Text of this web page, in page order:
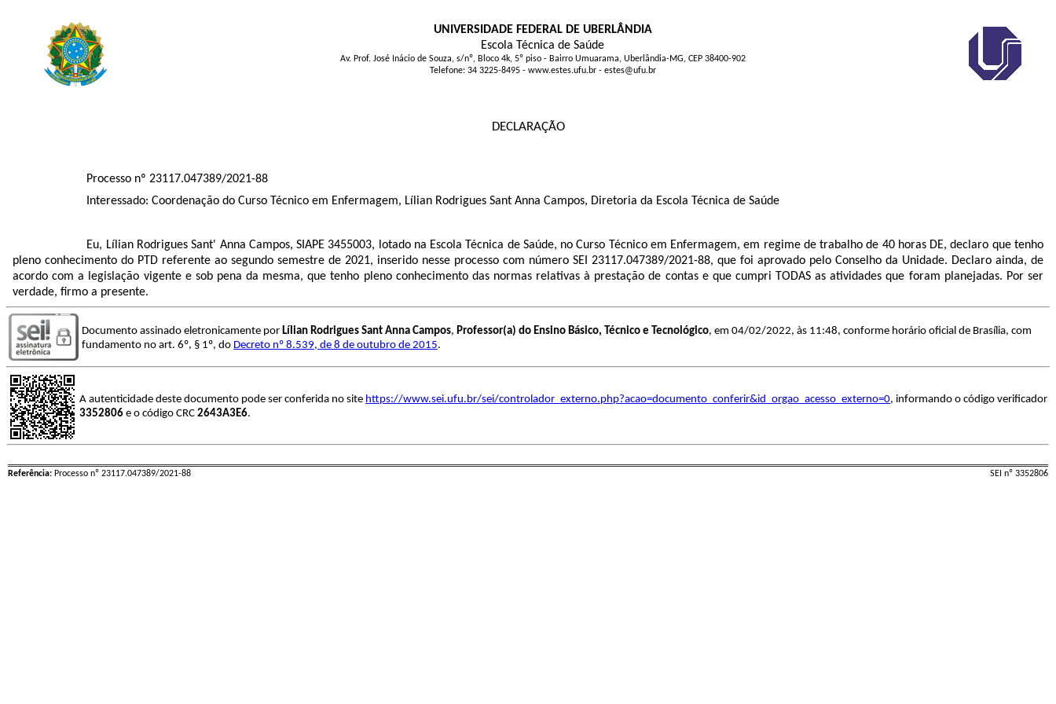
UNIVERSIDADE FEDERAL DE UBERLÂNDIA
Escola Técnica de Saúde
Av. Prof. José Inácio de Souza, s/nº, Bloco 4k, 5º piso - Bairro Umuarama, Uberlândia-MG, CEP 38400-902
Telefone: 34 3225-8495 - www.estes.ufu.br - estes@ufu.br
DECLARAÇÃO
Processo nº 23117.047389/2021-88
Interessado: Coordenação do Curso Técnico em Enfermagem, Lílian Rodrigues Sant Anna Campos, Diretoria da Escola Técnica de Saúde
Eu, Lílian Rodrigues Sant' Anna Campos, SIAPE 3455003, lotado na Escola Técnica de Saúde, no Curso Técnico em Enfermagem, em regime de trabalho de 40 horas DE, declaro que tenho
pleno conhecimento do PTD referente ao segundo semestre de 2021, inserido nesse processo com número SEI 23117.047389/2021-88, que foi aprovado pelo Conselho da Unidade. Declaro ainda, de
acordo com a legislação vigente e sob pena da mesma, que tenho pleno conhecimento das normas relativas à prestação de contas e que cumpri TODAS as atividades que foram planejadas. Por ser
verdade, firmo a presente.
Documento assinado eletronicamente por Lílian Rodrigues Sant Anna Campos, Professor(a) do Ensino Básico, Técnico e Tecnológico, em 04/02/2022, às 11:48, conforme horário oficial de Brasília, com
fundamento no art. 6º, § 1º, do Decreto nº 8.539, de 8 de outubro de 2015.
A autenticidade deste documento pode ser conferida no site https://www.sei.ufu.br/sei/controlador_externo.php?acao=documento_conferir&id_orgao_acesso_externo=0, informando o código verificador
3352806 e o código CRC 2643A3E6.
Referência: Processo nº 23117.047389/2021-88 SEI nº 3352806